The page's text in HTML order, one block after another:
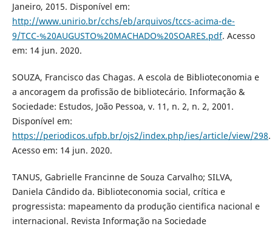
Janeiro, 2015. Disponível em:
http://www.unirio.br/cchs/eb/arquivos/tccs-acima-de-
9/TCC-%20AUGUSTO%20MACHADO%20SOARES.pdf. Acesso
em: 14 jun. 2020.
SOUZA, Francisco das Chagas. A escola de Biblioteconomia e
a ancoragem da profissão de bibliotecário. Informação &
Sociedade: Estudos, João Pessoa, v. 11, n. 2, n. 2, 2001.
Disponível em:
https://periodicos.ufpb.br/ojs2/index.php/ies/article/view/298.
Acesso em: 14 jun. 2020.
TANUS, Gabrielle Francinne de Souza Carvalho; SILVA,
Daniela Cândido da. Biblioteconomia social, crítica e
progressista: mapeamento da produção cientifica nacional e
internacional. Revista Informação na Sociedade